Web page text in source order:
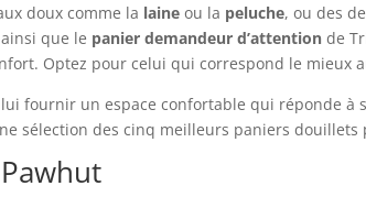
doux comme la laine ou la peluche, ou des
que le panier demandeur d’attention de
Optez pour celui qui correspond le mieux
fournir un espace confortable qui réponde
sélection des cinq meilleurs paniers